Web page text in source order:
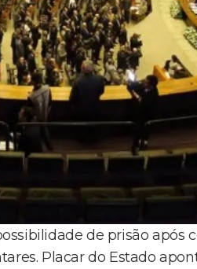
de prisão após
Placar do Estado